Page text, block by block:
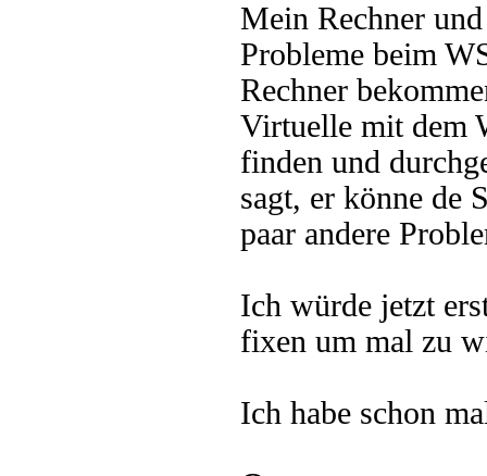
Mein Rechner
Probleme beim
Rechner
Virtuelle mit dem
finden und
sagt, er könne de
paar andere
Ich würde jetzt
fixen um mal zu
Ich habe schon